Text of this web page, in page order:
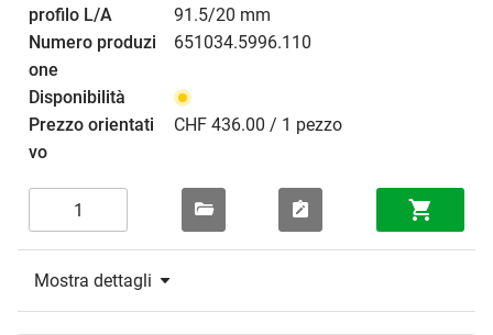
91.5/20 mm
651034.5996.110
CHF 436.00 / 1 pezzo
Mostra dettagli